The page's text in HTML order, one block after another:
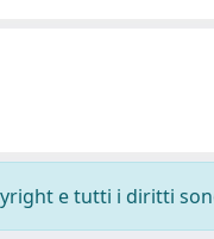
e tutti i diritti